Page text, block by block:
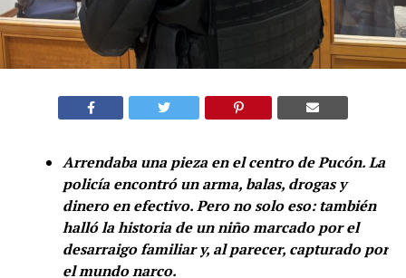
Arrendaba una pieza en el centro de Pucón. La
policía encontró un arma, balas, drogas y
dinero en efectivo. Pero no solo eso: también
halló la historia de un niño marcado por el
desarraigo familiar y, al parecer, capturado por
el mundo narco.